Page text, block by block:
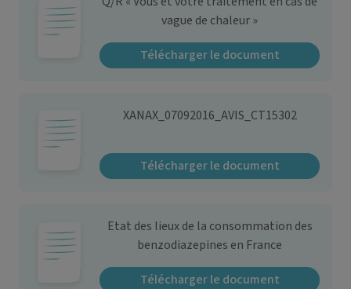
vague de chaleur »
Télécharger le document
XANAX_07092016_AVIS_CT15302
Télécharger le document
Etat des lieux de la consommation des
benzodiazepines en France
Télécharger le document